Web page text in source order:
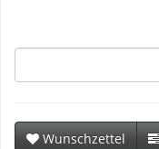
Wunschzettel